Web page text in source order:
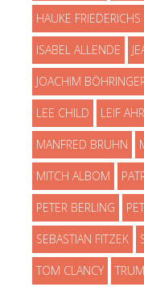
HAUKE FRIEDERICHS
ISABEL ALLENDE
JOACHIM
LEE CHILD LEIF
MANFRED BRUHN
MITCH ALBOM
PETER BERLING
SEBASTIAN FITZEK
TOM CLANCY